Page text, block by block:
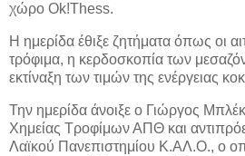
χώρο Ok!Thess.
Η ημερίδα έθιξε ζητήματα όπως οι
τρόφιμα, η κερδοσκοπία των
εκτίναξη των τιμών της ενέργειας
Την ημερίδα άνοιξε ο Γιώργος
Χημείας Τροφίμων ΑΠΘ και
Λαϊκού Πανεπιστημίου Κ.ΑΛ.Ο., ο